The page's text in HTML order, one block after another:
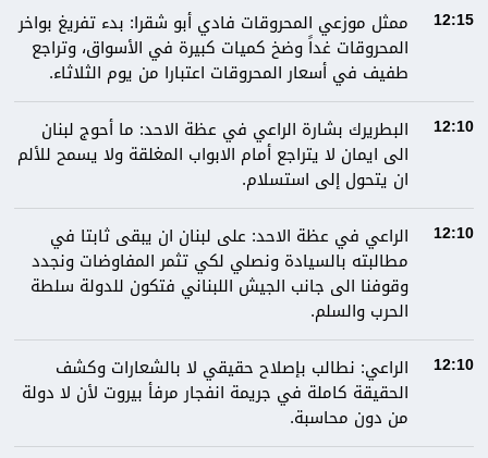
12:15
ممثل موزعي المحروقات فادي أبو شقرا: بدء تفريغ بواخر
المحروقات غداً وضخ كميات كبيرة في الأسواق، وتراجع
طفيف في أسعار المحروقات اعتبارا من يوم الثلاثاء.
12:10
البطريرك بشارة الراعي في عظة الاحد: ما أحوج لبنان
الى ايمان لا يتراجع أمام الابواب المغلقة ولا يسمح للألم
ان يتحول إلى استسلام.
12:10
الراعي في عظة الاحد: على لبنان ان يبقى ثابتا في
مطالبته بالسيادة ونصلي لكي تثمر المفاوضات ونجدد
وقوفنا الى جانب الجيش اللبناني فتكون للدولة سلطة
الحرب والسلم.
12:10
الراعي: نطالب بإصلاح حقيقي لا بالشعارات وكشف
الحقيقة كاملة في جريمة انفجار مرفأ بيروت لأن لا دولة
من دون محاسبة.